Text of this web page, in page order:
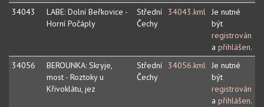
34043
LABE: Dolní Beřkovice -
Horní Počáply
Střední
Čechy
34043.kml Je nutné
být
registrován
a přihlášen.
34056
BEROUNKA: Skryje,
most - Roztoky u
Křivoklátu, jez
Střední
Čechy
34056.kml Je nutné
být
registrován
a přihlášen.